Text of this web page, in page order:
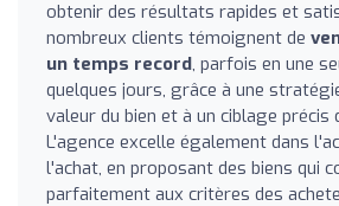
obtenir des résultats rapides et
nombreux clients témoignent de
un temps record, parfois en une
quelques jours, grâce à une
valeur du bien et à un ciblage précis
L'agence excelle également dans
l'achat, en proposant des biens qui
parfaitement aux critères des